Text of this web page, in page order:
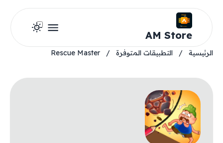
AM Store
الرئيسية / التطبيقات المتوفرة /
Rescue Master